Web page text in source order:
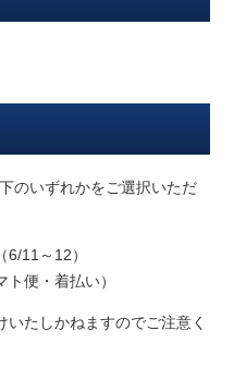
のいずれかをご選択いただ
11～12）
便・着払い）
たしかねますのでご注意く